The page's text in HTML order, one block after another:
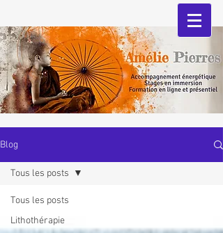
Blog
Tous les posts
Lithothérapie
Tous les posts